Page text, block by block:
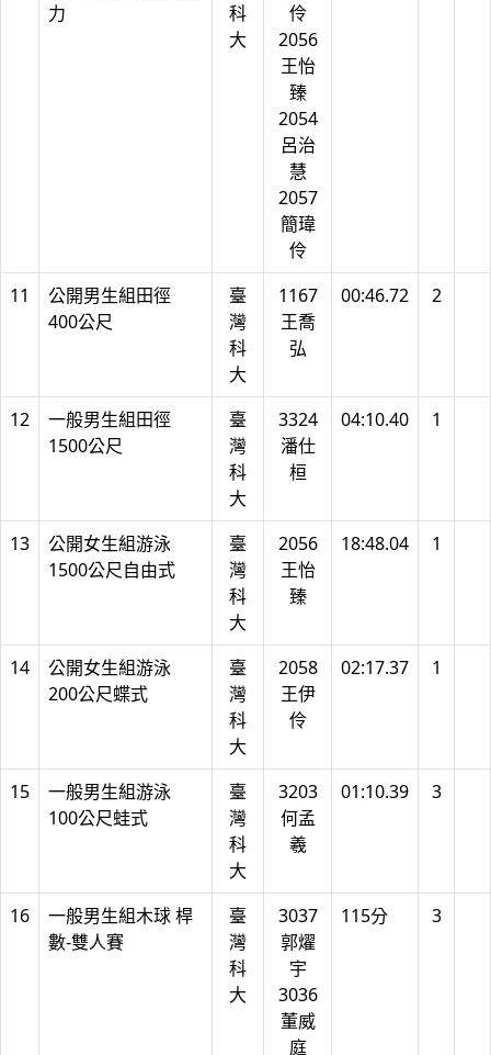
力
科
大
伶
2056
王怡
臻
2054
呂治
慧
2057
簡瑋
伶
11
公開男生組田徑
400公尺
臺
灣
科
大
1167
王喬
弘
00:46.72 2
12
一般男生組田徑
1500公尺
臺
灣
科
大
3324
潘仕
桓
04:10.40 1
13
公開女生組游泳
1500公尺自由式
臺
灣
科
大
2056
王怡
臻
18:48.04 1
14
公開女生組游泳
200公尺蝶式
臺
灣
科
大
2058
王伊
伶
02:17.37 1
15
一般男生組游泳
100公尺蛙式
臺
灣
科
大
3203
何孟
羲
01:10.39 3
16
一般男生組木球 桿
數-雙人賽
臺
灣
科
大
3037
郭燿
宇
3036
董威
庭
115分 3